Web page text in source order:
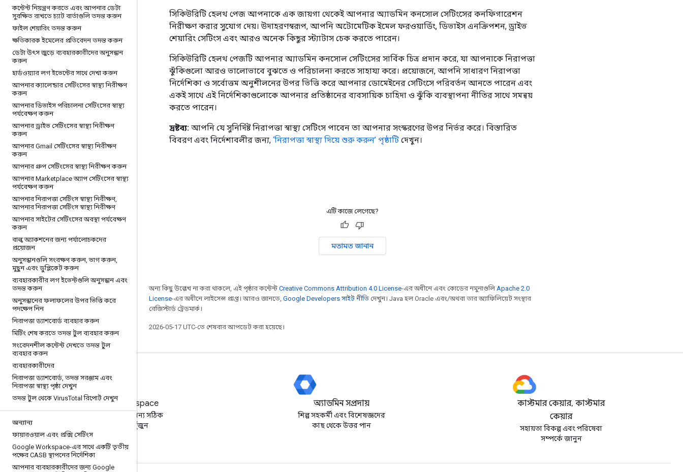
কন্টেন্ট নিয়ন্ত্রণ করতে এবং আপনার ডেটা
সুরক্ষিত রাখতে চ্যাট বার্তাগুলি তদন্ত করুন
ফাইল শেয়ারিং তদন্ত করুন
ক্ষতিকারক ইমেলের প্রতিবেদন তদন্ত করুন
ডেটা উৎস জুড়ে ব্যবহারকারীদের অনুসন্ধান
করুন
হার্ডওয়্যার লগ ইভেন্টের সাথে দেখা করুন
আপনার ক্যালেন্ডার সেটিংসের স্বাস্থ্য নিরীক্ষণ
করুন
আপনার ডিভাইস পরিচালনা সেটিংসের স্বাস্থ্য
পর্যবেক্ষণ করুন
আপনার ড্রাইভ সেটিংসের স্বাস্থ্য নিরীক্ষণ
করুন
আপনার Gmail সেটিংসের স্বাস্থ্য নিরীক্ষণ
করুন
আপনার গ্রুপ সেটিংসের স্বাস্থ্য নিরীক্ষণ করুন
আপনার Marketplace অ্যাপ সেটিংসের স্বাস্থ্য
পর্যবেক্ষণ করুন
আপনার নিরাপত্তা সেটিংস স্বাস্থ্য নিরীক্ষণ,
আপনার নিরাপত্তা সেটিংস স্বাস্থ্য নিরীক্ষণ
আপনার সাইটের সেটিংসের অবস্থা পর্যবেক্ষণ
করুন
বাল্ক অ্যাকশনের জন্য পর্যালোচকদের
প্রয়োজন
অনুসন্ধানগুলি সংরক্ষণ করুন, ভাগ করুন,
মুছুন এবং ডুপ্লিকেট করুন
ব্যবহারকারীর লগ ইভেন্টগুলি অনুসন্ধান এবং
তদন্ত করুন
অনুসন্ধানের ফলাফলের উপর ভিত্তি করে
পদক্ষেপ নিন
নিরাপত্তা ড্যাশবোর্ড ব্যবহার করুন
মিটিং শেষ করতে তদন্ত টুল ব্যবহার করুন
সংবেদনশীল কন্টেন্ট দেখতে তদন্ত টুল
ব্যবহার করুন
ব্যবহারকারীদের
নিরাপত্তা ড্যাশবোর্ড, তদন্ত সরঞ্জাম এবং
নিরাপত্তা স্বাস্থ্য পৃষ্ঠা দেখুন
তদন্ত টুল থেকে VirusTotal রিপোর্ট দেখুন
অন্যান্য
ফায়ারওয়াল এবং প্রক্সি সেটিংস
Google Workspace-এর সাথে একটি তৃতীয়
পক্ষের CASB স্থাপনের নির্দেশিকা
আপনার ব্যবহারকারীদের জন্য Google
সিকিউরিটি হেলথ পেজ আপনাকে এক জায়গা থেকেই আপনার অ্যাডমিন কনসোল সেটিংসের কনফিগারেশন
নিরীক্ষণ করার সুযোগ দেয়। উদাহরণস্বরূপ, আপনি অটোমেটিক ইমেল ফরওয়ার্ডিং, ডিভাইস এনক্রিপশন, ড্রাইভ
শেয়ারিং সেটিংস এবং আরও অনেক কিছুর স্ট্যাটাস চেক করতে পারেন।
সিকিউরিটি হেলথ পেজটি আপনার অ্যাডমিন কনসোল সেটিংসের সার্বিক চিত্র প্রদান করে, যা আপনাকে নিরাপত্তা
ঝুঁকিগুলো আরও ভালোভাবে বুঝতে ও পরিচালনা করতে সাহায্য করে। প্রয়োজনে, আপনি সাধারণ নিরাপত্তা
নির্দেশিকা ও সর্বোত্তম অনুশীলনের উপর ভিত্তি করে আপনার ডোমেইনের সেটিংসে পরিবর্তন আনতে পারেন এবং
একই সাথে এই নির্দেশিকাগুলোকে আপনার প্রতিষ্ঠানের ব্যবসায়িক চাহিদা ও ঝুঁকি ব্যবস্থাপনা নীতির সাথে সমন্বয়
করতে পারেন।
দ্রষ্টব্য: আপনি যে সুনির্দিষ্ট নিরাপত্তা স্বাস্থ্য সেটিংস পাবেন তা আপনার সংস্করণের উপর নির্ভর করে। বিস্তারিত
বিবরণ এবং নির্দেশাবলীর জন্য, ‘নিরাপত্তা স্বাস্থ্য দিয়ে শুরু করুন’ পৃষ্ঠাটি দেখুন।
এটি কাজে লেগেছে?
মতামত জানান
অন্য কিছু উল্লেখ না করা থাকলে, এই পৃষ্ঠার কন্টেন্ট Creative Commons Attribution 4.0 License-এর অধীনে এবং কোডের নমুনাগুলিApache 2.0
License-এর অধীনে লাইসেন্স প্রাপ্ত। আরও জানতে, Google Developers সাইট নীতি দেখুন। Java হল Oracle এবং/অথবা তার অ্যাফিলিয়েট সংস্থার
রেজিস্টার্ড ট্রেডমার্ক।
2026-05-17 UTC-তে শেষবার আপডেট করা হয়েছে।
Google Workspace
আপনার ব্যবসার জন্য সঠিক
পরিকল্পনাটি খুঁজুন
অ্যাডমিন সম্প্রদায়
শিল্প সহকর্মী এবং বিশেষজ্ঞদের
কাছ থেকে উত্তর পান
কাস্টমার কেয়ার, কাস্টমার
কেয়ার
সহায়তা বিকল্প এবং পরিষেবা
সম্পর্কে জানুন